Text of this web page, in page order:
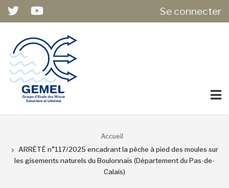
Aller
principal
ACCOUNTSe connecter
FIL
D'ARIANE
Accueil
ARRÊTÉ n°117/2025 encadrant la pêche à pied des moules sur
les gisements naturels du Boulonnais (Département du Pas-de-
Calais)